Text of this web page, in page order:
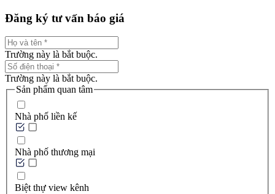
Đăng ký tư vấn báo giá
Trường này là bắt buộc.
Trường này là bắt buộc.
Sản phẩm quan tâm
Nhà phố liền kế
Nhà phố thương mại
Biệt thự view kênh